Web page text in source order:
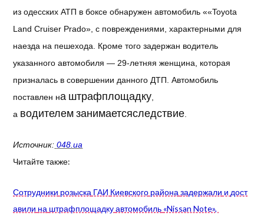
из одесских АТП вбоксе обнаружен автомобиль ««Toyota
Land Cruiser Prado», с повреждениями ,характерными для
наезда на пешехода Кроме того задержан водитель
указанного автомобиля — 29-летняя женщина
которая
призналась всовершении данного ДТП.Автомобиль
поставлен на штрафплощадку
а водителем занимаетсяследствие
Источник: 048.ua
Читайте также:
Сотрудники розыска ГАИ Киевского района задержали и дост
авили на штрафплощадку автомобиль «Nissan Note»,